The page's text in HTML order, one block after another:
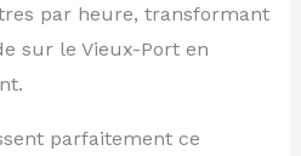
par heure, transformant
sur le Vieux-Port en
parfaitement ce